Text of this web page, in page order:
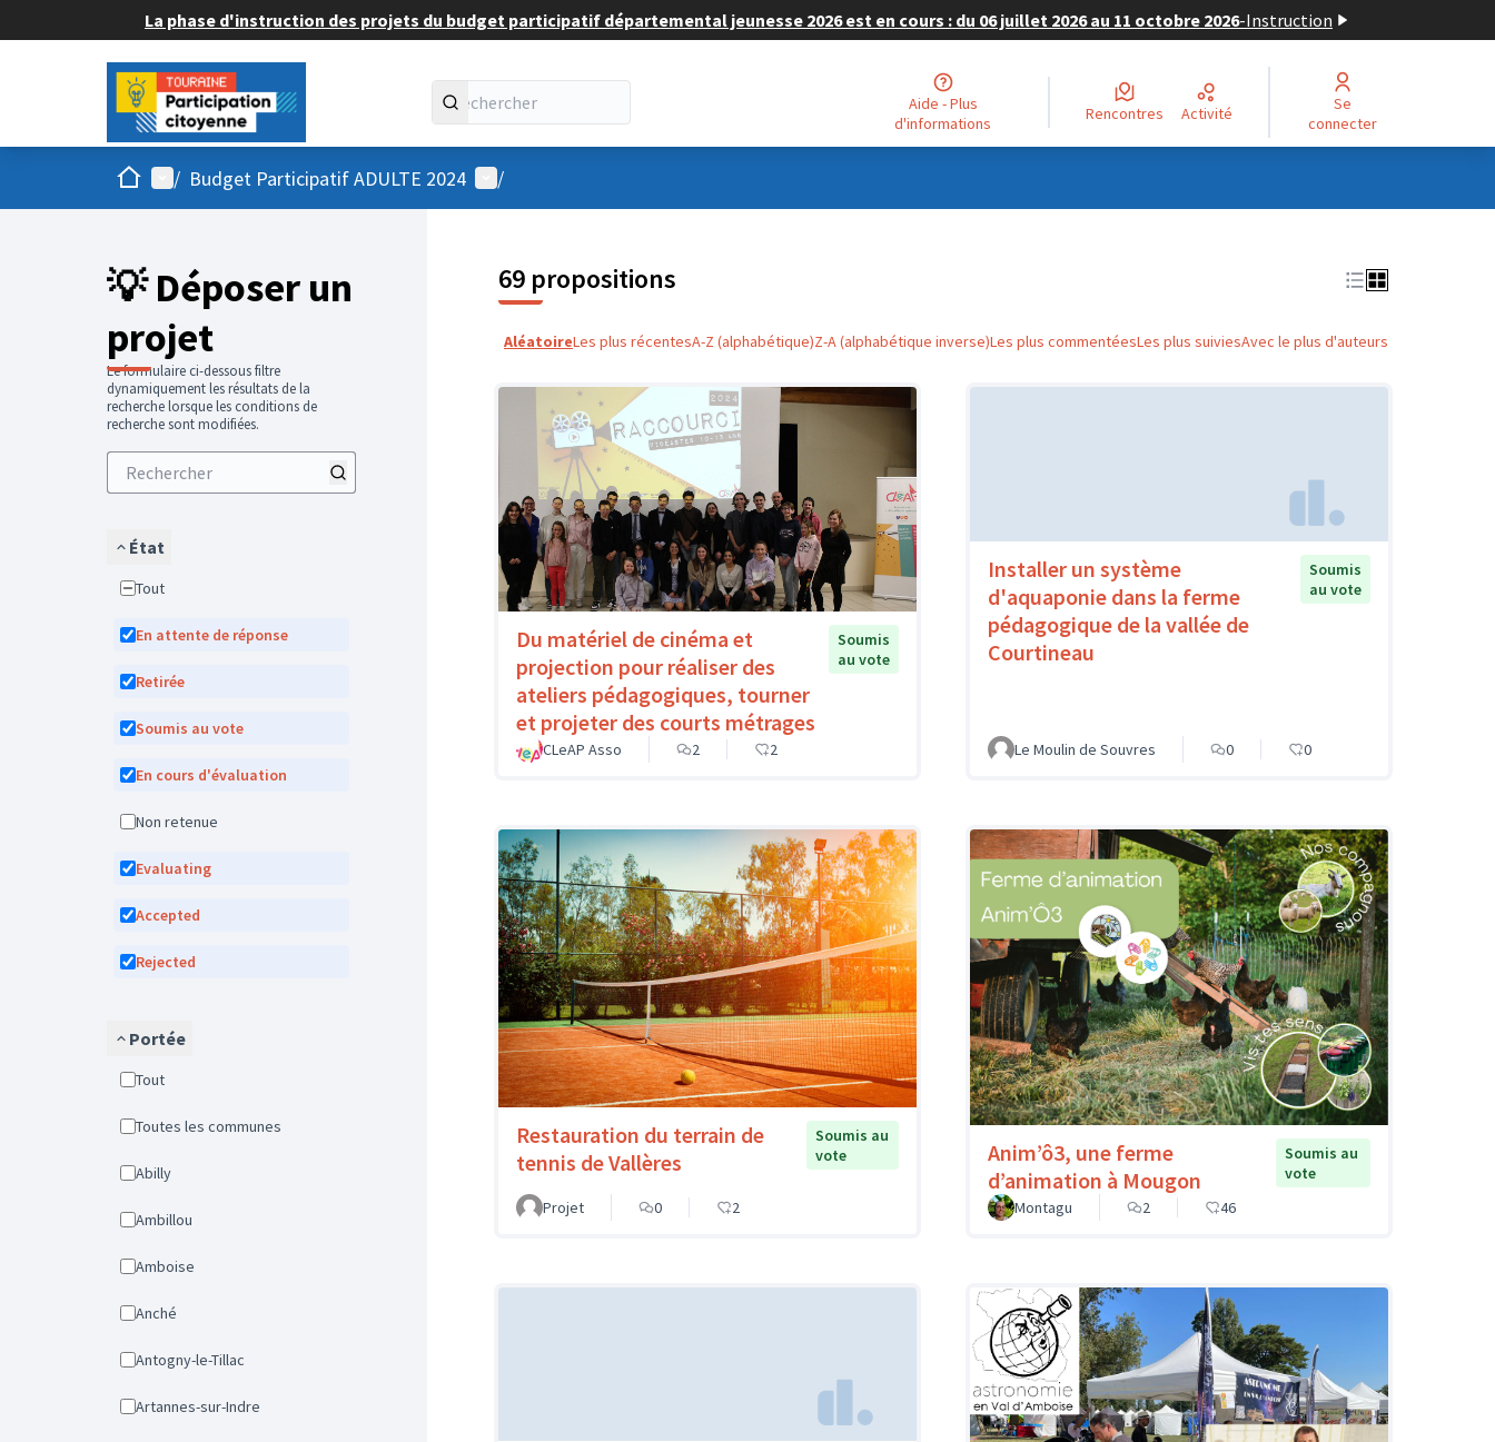
La phase d'instruction des projets du budget participatif départemental jeunesse 2026 est en cours : du 06 juillet 2026 au 11 octobre 2026-Instruction
Aide - Plus
d'informations
Rencontres Activité
Se
connecter
AccueilMenu principal
/ Budget Participatif ADULTE 2024 Menu utilisateur
/
💡 Déposer un
projet
Le formulaire ci-dessous filtre
dynamiquement les résultats de la
recherche lorsque les conditions de
recherche sont modifiées.
État
Tout
En attente de réponse
Retirée
Soumis au vote
En cours d'évaluation
Non retenue
Evaluating
Accepted
Rejected
Portée
Tout
Toutes les communes
Abilly
Ambillou
Amboise
Anché
Antogny-le-Tillac
Artannes-sur-Indre
69 propositions
AléatoireLes plus récentesA-Z (alphabétique)Z-A (alphabétique inverse)Les plus commentéesLes plus suiviesAvec le plus d'auteurs
Du matériel de cinéma et
projection pour réaliser des
ateliers pédagogiques, tourner
et projeter des courts métrages
Soumis
au vote
CLeAP Asso 2 2
Installer un système
d'aquaponie dans la ferme
pédagogique de la vallée de
Courtineau
Soumis
au vote
Le Moulin de Souvres 0 0
Restauration du terrain de
tennis de Vallères
Soumis au
vote
Projet 0 2
Anim’ô3, une ferme
d’animation à Mougon
Soumis au
vote
Montagu
2 46